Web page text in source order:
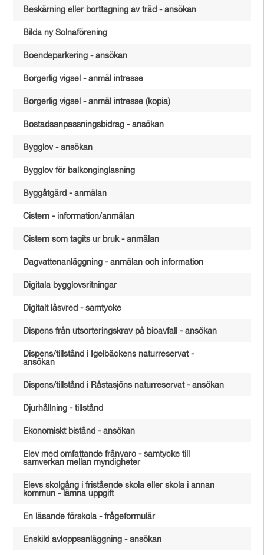
Beskärning eller borttagning av träd - ansökan
Bilda ny Solnaförening
Boendeparkering - ansökan
Borgerlig vigsel - anmäl intresse
Borgerlig vigsel - anmäl intresse (kopia)
Bostadsanpassningsbidrag - ansökan
Bygglov - ansökan
Bygglov för balkonginglasning
Byggåtgärd - anmälan
Cistern - information/anmälan
Cistern som tagits ur bruk - anmälan
Dagvattenanläggning - anmälan och information
Digitala bygglovsritningar
Digitalt låsvred - samtycke
Dispens från utsorteringskrav på bioavfall - ansökan
Dispens/tillstånd i Igelbäckens naturreservat -
ansökan
Dispens/tillstånd i Råstasjöns naturreservat - ansökan
Djurhållning - tillstånd
Ekonomiskt bistånd - ansökan
Elev med omfattande frånvaro - samtycke till
samverkan mellan myndigheter
Elevs skolgång i fristående skola eller skola i annan
kommun - lämna uppgift
En läsande förskola - frågeformulär
Enskild avloppsanläggning - ansökan